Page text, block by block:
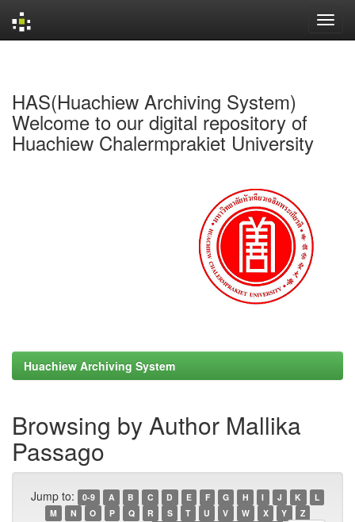
HAS(Huachiew Archiving System)
Welcome to our digital repository of
Huachiew Chalermprakiet University
Huachiew Archiving System
Browsing by Author Mallika
Passago
Jump to: 0-9 A B C D E F G H I J K
L
M
N O P Q R S T U V W X Y Z